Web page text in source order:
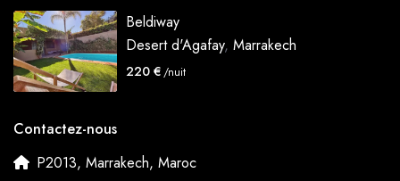
Beldiway
Desert d'Agafay, Marrakech
220 €/nuit
Contactez-nous
P2013, Marrakech, Maroc